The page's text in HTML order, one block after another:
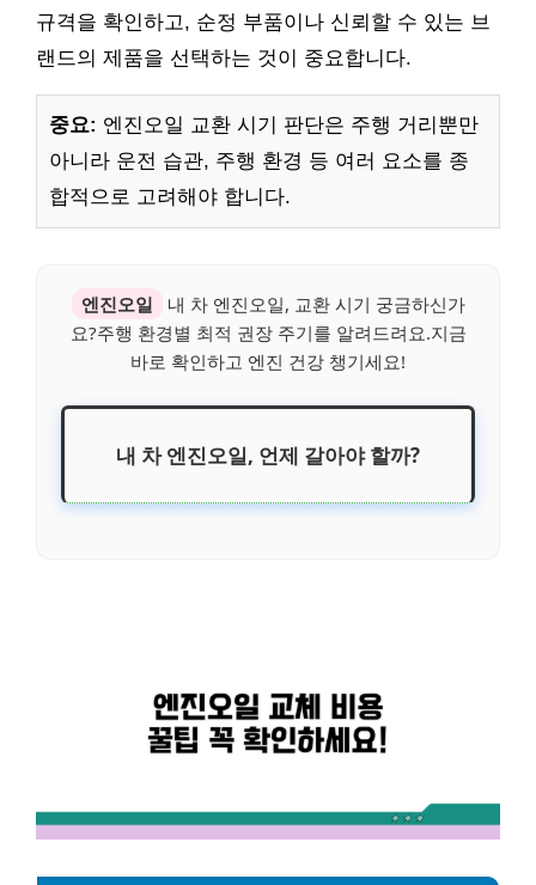
규격을 확인하고, 순정 부품이나 신뢰할 수 있는 브
랜드의 제품을 선택하는 것이 중요합니다.
중요: 엔진오일 교환 시기 판단은 주행 거리뿐만
아니라 운전 습관, 주행 환경 등 여러 요소를 종
합적으로 고려해야 합니다.
엔진오일
내 차 엔진오일, 교환 시기 궁금하신가
요?주행 환경별 최적 권장 주기를 알려드려요.지금
바로 확인하고 엔진 건강 챙기세요!
내 차 엔진오일, 언제 갈아야 할까?